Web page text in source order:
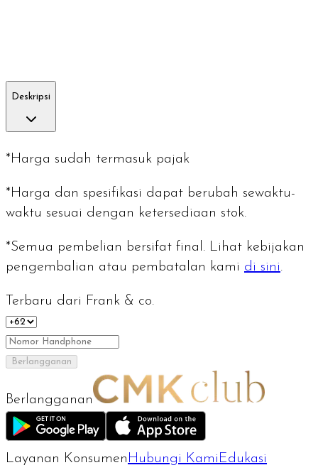
Deskripsi
*Harga sudah termasuk pajak
*Harga dan spesifikasi dapat berubah sewaktu-
waktu sesuai dengan ketersediaan stok.
*Semua pembelian bersifat final. Lihat kebijakan
pengembalian atau pembatalan kami di sini.
Terbaru dari Frank & co.
Berlangganan
Berlangganan
Layanan Konsumen Hubungi Kami Edukasi